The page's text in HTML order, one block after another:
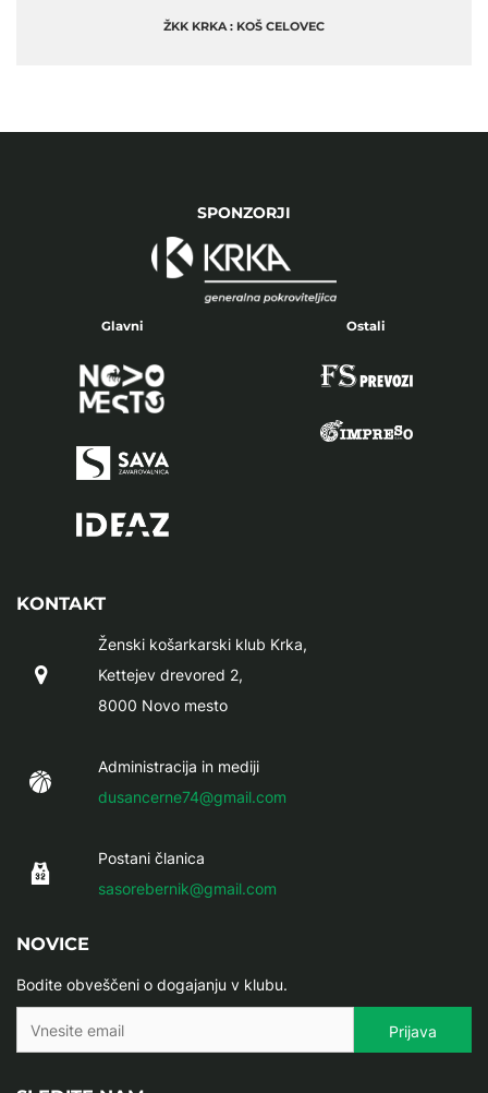
ŽKK KRKA : KOŠ CELOVEC
SPONZORJI
Glavni Ostali
KONTAKT
Ženski košarkarski klub Krka,
Kettejev drevored 2,
8000 Novo mesto
Administracija in mediji
dusancerne74@gmail.com
Postani članica
sasorebernik@gmail.com
NOVICE
Bodite obveščeni o dogajanju v klubu.